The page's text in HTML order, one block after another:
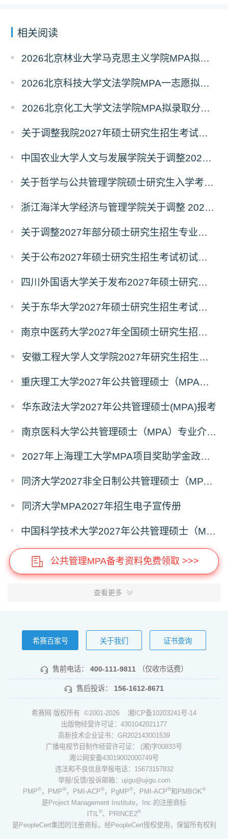
相关阅读
2026北京林业大学马克思主义学院MPA拟录取分析解读
2026北京科技大学文法学院MPA一志愿拟录取分析解读
2026北京化工大学文法学院MPA拟录取分析解读
关于调整我院2027年硕士研究生招生考试科目及参考书的通知
中国农业大学人文与发展学院关于调整2027年硕士研究生招生考试初试科目的通知
关于哲学与公共管理学院硕士研究生入学考试（初试） 考试科目及参考书目变更的通知（二）
浙江海洋大学经济与管理学院关于调整 2027年硕士研究生招生考试初试科目的公告
关于调整2027年部分硕士研究生招生专业初试考试科目的公告（持续更新中）
关于公布2027年硕士研究生招生考试初试自命题科目考试大纲的通知
四川外国语大学关于发布2027年硕士研究生招生考试自命题科目大纲的公告
关于东华大学2027年硕士研究生招生考试（初试）招生目录拟调整公告（一）
南京中医药大学2027年全国硕士研究生招生考试初试自命题科目考试内容及参考书目
安徽工程大学人文学院2027年研究生招生简章
重庆理工大学2027年公共管理硕士（MPA）专业学位研究生（双证）报考
华东政法大学2027年公共管理硕士(MPA)报考
南京医科大学公共管理硕士（MPA）专业介绍（2027年）
2027年上海理工大学MPA项目奖助学金政策发布
同济大学2027非全日制公共管理硕士（MPA）奖学金方案
同济大学MPA2027年招生电子宣传册
中国科学技术大学2027年公共管理硕士（MPA）专业学位研究生招生通知
公共管理MPA备考资料免费领取 >>>
查看更多
希赛百家号 关于我们 证书查询
售前电话： 400-111-9811 （仅收市话费）
售后投诉： 156-1612-8671
希赛网 版权所有 ©2001-2026 湘ICP备10203241号-14
出版物经营许可证：4301042021177
高新技术企业证书：GR202143001539
广播电视节目制作经营许可证： (湘)字00833号
湘公网安备43019002000749号
违法和不良信息举报电话：15673157832
举报/反馈/投诉邮箱：ujigu@ujigu.com
PMP®，PMP®，PMI-ACP®，PgMP®，PMI-ACP®和PMBOK®
是Project Management Institute，Inc.的注册商标
ITIL®、PRINCE2®
是PeopleCert集团的注册商标，经PeopleCert授权使用，保留所有权利